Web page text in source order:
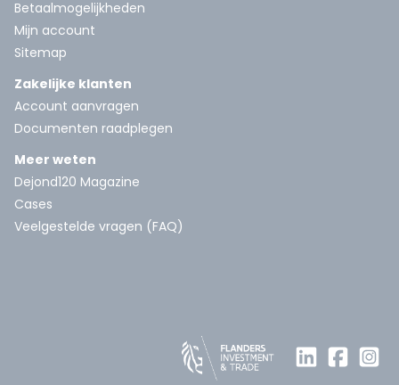
Betaalmogelijkheden
Mijn account
Sitemap
Zakelijke klanten
Account aanvragen
Documenten raadplegen
Meer weten
Dejond120 Magazine
Cases
Veelgestelde vragen (FAQ)